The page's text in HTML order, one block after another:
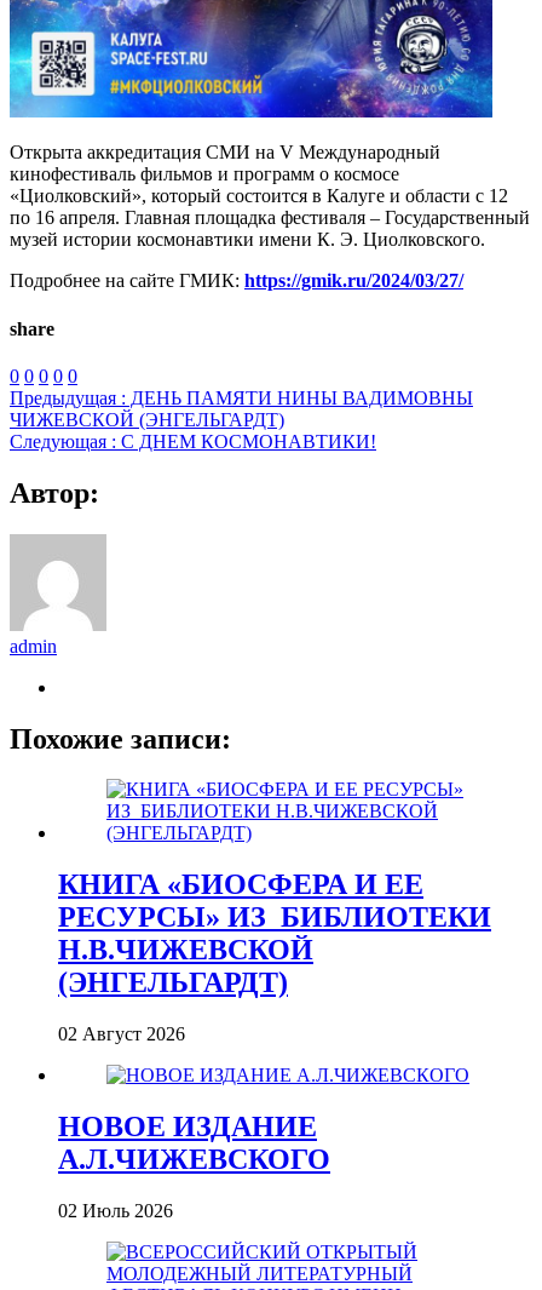
Открыта аккредитация СМИ на V Международный
кинофестиваль фильмов и программ о космосе
«Циолковский», который состоится в Калуге и области с 12
по 16 апреля. Главная площадка фестиваля – Государственный
музей истории космонавтики имени К. Э. Циолковского.
Подробнее на сайте ГМИК: https://gmik.ru/2024/03/27/
share
0 0 0 0 0
Предыдущая : ДЕНЬ ПАМЯТИ НИНЫ ВАДИМОВНЫ
ЧИЖЕВСКОЙ (ЭНГЕЛЬГАРДТ)
Следующая : С ДНЕМ КОСМОНАВТИКИ!
Автор:
admin
Похожие записи:
КНИГА «БИОСФЕРА И ЕЕ
РЕСУРСЫ» ИЗ_БИБЛИОТЕКИ
Н.В.ЧИЖЕВСКОЙ
(ЭНГЕЛЬГАРДТ)
02 Август 2026
НОВОЕ ИЗДАНИЕ
А.Л.ЧИЖЕВСКОГО
02 Июль 2026